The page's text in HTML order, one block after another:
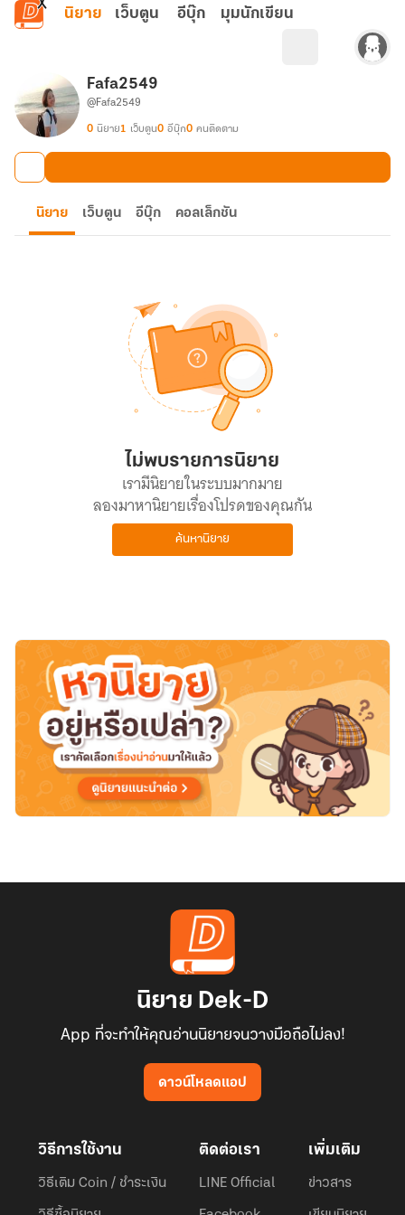
ข้ามไปยังเนื้อหาหลัก
นิยาย เว็บตูน อีบุ๊ก มุมนักเขียน
Fafa2549
@Fafa2549
0 นิยาย1 เว็บตูน0 อีบุ๊ก0 คนติดตาม
นิยาย เว็บตูน อีบุ๊ก คอลเล็กชัน
ไม่พบรายการนิยาย
เรามีนิยายในระบบมากมาย
ลองมาหานิยายเรื่องโปรดของคุณกัน
ค้นหานิยาย
นิยาย Dek-D
App ที่จะทำให้คุณอ่านนิยายจนวางมือถือไม่ลง!
ดาวน์โหลดแอป
วิธีการใช้งาน
วิธีเติม Coin / ชำระเงิน
ติดต่อเรา
LINE Official
เพิ่มเติม
ข่าวสาร